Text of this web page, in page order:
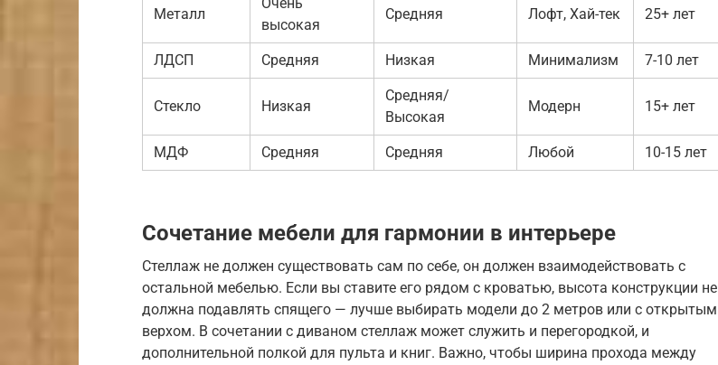
Металл
высокая
Средняя Лофт, Хай-тек 25+ лет
ЛДСП Средняя Низкая Минимализм 7-10 лет
Стекло Низкая
Средняя/
Высокая
Модерн 15+ лет
МДФ Средняя Средняя Любой 10-15 лет
Сочетание мебели для гармонии в интерьере
Стеллаж не должен существовать сам по себе, он должен взаимодействовать с
остальной мебелью. Если вы ставите его рядом с кроватью, высота конструкции не
должна подавлять спящего — лучше выбирать модели до 2 метров или с открытым
верхом. В сочетании с диваном стеллаж может служить и перегородкой, и
дополнительной полкой для пульта и книг. Важно, чтобы ширина прохода между